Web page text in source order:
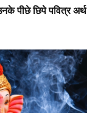
पीछे छिपे पवित्र अर्थ